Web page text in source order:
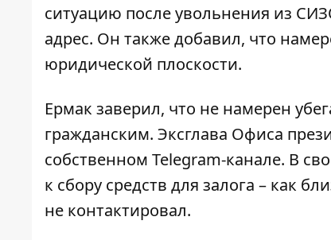
ситуацию после увольнения из
адрес. Он также добавил, что
юридической плоскости.
Ермак заверил, что не намерен
гражданским. Эксглава Офиса
собственном Telegram-канале. В
к сбору средств для залога – как
не контактировал.